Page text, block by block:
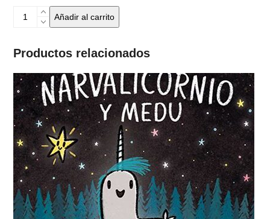
Marotta.
Secretos
mar
Añadir al carrito
Productos relacionados